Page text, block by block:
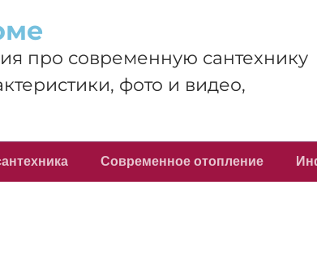
про современную сантехнику
фото и видео,
Современное отопление